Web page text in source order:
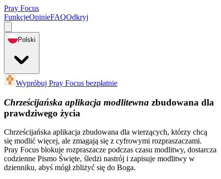
Pray Focus
FunkcjeOpinieFAQOdkryj
Polski
Wypróbuj Pray Focus bezpłatnie
Chrześcijańska aplikacja modlitewna zbudowana dla
prawdziwego życia
Chrześcijańska aplikacja zbudowana dla wierzących, którzy chcą
się modlić więcej, ale zmagają się z cyfrowymi rozpraszaczami.
Pray Focus blokuje rozpraszacze podczas czasu modlitwy, dostarcza
codzienne Pismo Święte, śledzi nastrój i zapisuje modlitwy w
dzienniku, abyś mógł zbliżyć się do Boga.